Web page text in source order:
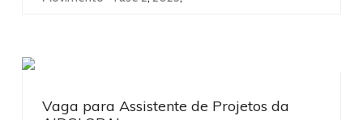
Vaga para Assistente de Projetos da